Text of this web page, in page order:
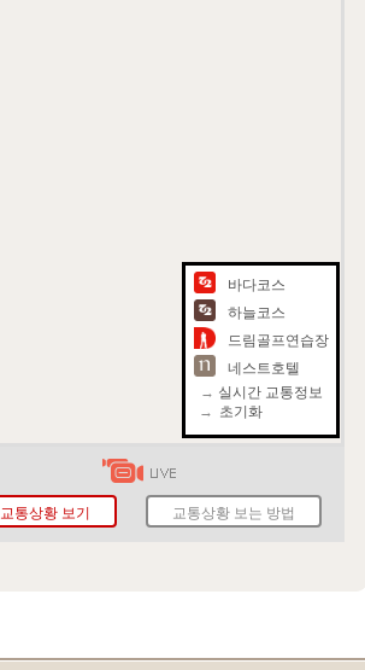
바다코스
하늘코스
드림골프연습장
네스트호텔
→ 실시간 교통정보
→ 초기화
교통상황 보기 교통상황 보는 방법